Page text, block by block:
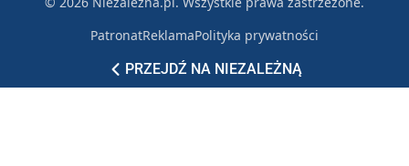
PRZEJDŹ NA NIEZALEŻNĄ
PatronatReklamaPolityka prywatności